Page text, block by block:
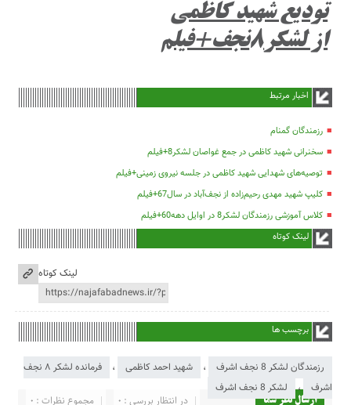
تودیع شهید کاظمی
از لشکر۸نجف+فیلم
اخبار مرتبط
رزمندگان گمنام
سخنرانی شهید کاظمی در جمع غواصان لشکر8+فیلم
توصیه‌های شهدایی شهید کاظمی در جلسه نیروی زمینی+فیلم
کلیپ شهید مهدی رحیم‌زاده از نجف‌آباد در سال67+فیلم
کلاس آموزشی رزمندگان لشکر8 در اوایل دهه60+فیلم
لینک کوتاه
لینک کوتاه
برچسب ها
رزمندگان لشکر 8 نجف اشرف ، شهید احمد کاظمی ،
فرمانده لشکر ۸ نجف
اشرف ، لشکر 8 نجف اشرف
ارسال نظر شما مجموع نظرات : 0 در انتظار بررسی : 0